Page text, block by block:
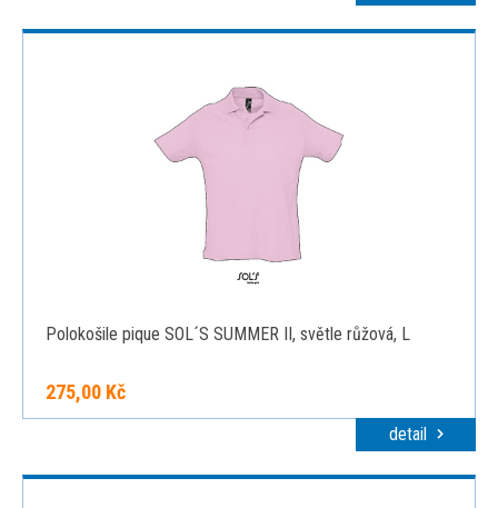
Polokošile pique SOL´S SUMMER II, světle růžová, L
275,00 Kč
detail